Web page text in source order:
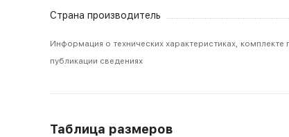
Страна производитель
Информация о технических характеристиках,
публикации сведениях
Таблица размеров